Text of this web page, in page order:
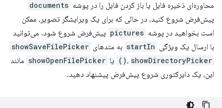
محاوره‌ای ذخیره فایل یا باز کردن فایل را در پوشه documents
پیش‌فرض شروع کنید، در حالی که برای یک ویرایشگر تصویر، ممکن
است بخواهید در پوشه pictures پیش‌فرض شروع شود. می‌توانید
با ارسال یک ویژگی startIn به متدهای showSaveFilePicker
، showDirectoryPicker() یا showOpenFilePicker مانند
این، یک دایرکتوری شروع پیش‌فرض پیشنهاد دهید.